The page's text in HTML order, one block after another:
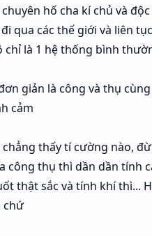
hố cha kí chủ và
qua các thế giới và liên
chỉ là 1 hệ thống bình
giản là công và thụ
cảm
thấy tí cường nào,
công thụ thì dần dần tính
thật sắc và tính khí thì...
chứ